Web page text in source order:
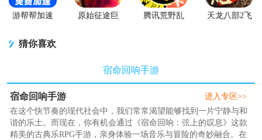
游帮帮加速
原始征途巨
腾讯荒野乱
天龙八部2飞
猜你喜欢
宿命回响手游
宿命回响手游
在这个快节奏的现代社会中，我们常常渴望能够找到一片宁静与和
谐的乐土。而现在，你有机会通过《宿命回响：弦上的叹息》这款
精美的古典乐RPG手游，亲身体验一场音乐与冒险的奇妙融合。在
进入专区>>